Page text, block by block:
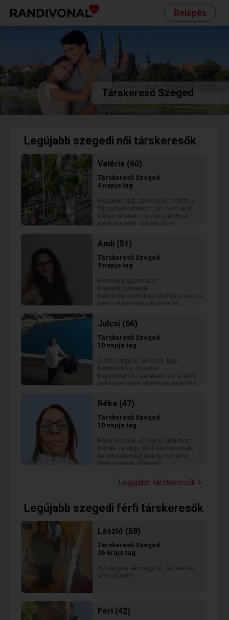
Belépés
Társkereső Szeged
Legújabb szegedi női társkeresők
Valéria (60)
Társkereső Szeged
4 napja tag
Kialakult élet, szokások mellett a
Társamat keresem, aki nem akar
kényszeresen minden percben
rámtelepedni, hiszen én is
szokásait, életét. Kell egy
egészséges tér mindkettőnknek.
Andi (51)
Társkereső Szeged
9 napja tag
Komoly kapcsolatot
keresek,szeretek
bulizni,tàncolni,kiràndulni,koncertre
jàrni.Lételemem a humor és
öniróniàval.Meglehetősen
szabadszàjú vagyok.
Julcsi (66)
Társkereső Szeged
10 napja tag
Julcsi vagyok, 66 éves. Egy
harmónikus, őszinte
kapcsolathoz keresem azt a férfit,
aki ugyan ilyen alapokon működö
megtetszett a profilom, s többre
vagy kíváncsi, vedd fel velem a
kapcsolatot!
Réka (47)
Társkereső Szeged
10 napja tag
Réka vagyok, 47 éves, lakhelyem
Kérlek, írj vagy jelölj kedvencnek,
ha jobban meg akarsz ismerni!
Nem vagyok előfizető
Legújabb társkeresők >
Legújabb szegedi férfi társkeresők
László (58)
Társkereső Szeged
26 órája tag
Az vagyok aki vagyok , az leszek
ami leszek !
Feri (42)